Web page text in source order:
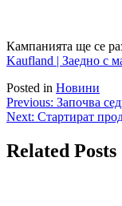
Кампанията ще се
Kaufland | Заедно с
Posted in Новини
Навигация
Previous: Започва
Next: Стартират
Related Posts